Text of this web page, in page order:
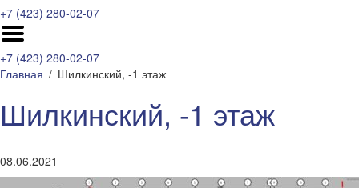
+7 (423) 280-02-07
+7 (423) 280-02-07
Главная
Шилкинский, -1 этаж
Шилкинский, -1 этаж
08.06.2021